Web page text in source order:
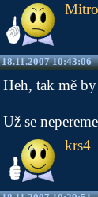
Mitro
18.11.2007 10:43:06
Heh, tak mě
Už se
krs4